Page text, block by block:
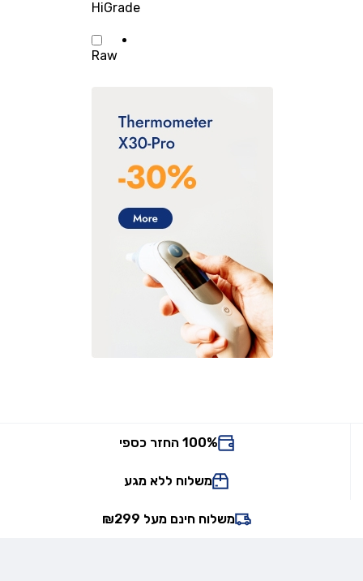
HiGrade
Raw
100% החזר כספי
משלוח ללא מגע
משלוח חינם מעל ₪299